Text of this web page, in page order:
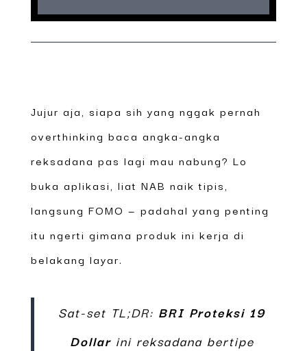
Jujur aja, siapa sih yang nggak pernah
overthinking baca angka-angka
reksadana pas lagi mau nabung? Lo
buka aplikasi, liat NAB naik tipis,
langsung FOMO — padahal yang penting
itu ngerti gimana produk ini kerja di
belakang layar.
Sat-set TL;DR: BRI Proteksi 19
Dollarini reksadana bertipe